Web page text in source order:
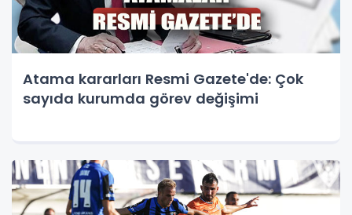
Atama kararları Resmi Gazete'de: Çok
sayıda kurumda görev değişimi